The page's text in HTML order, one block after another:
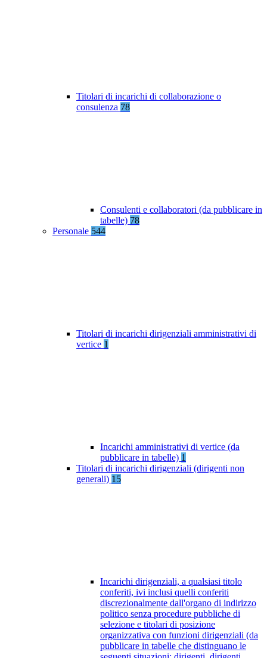
Titolari di incarichi di collaborazione o
consulenza 78
Consulenti e collaboratori (da pubblicare in
tabelle) 78
Personale 544
Titolari di incarichi dirigenziali amministrativi di
vertice 1
Incarichi amministrativi di vertice (da
pubblicare in tabelle) 1
Titolari di incarichi dirigenziali (dirigenti non
generali) 15
Incarichi dirigenziali, a qualsiasi titolo
conferiti, ivi inclusi quelli conferiti
discrezionalmente dall'organo di indirizzo
politico senza procedure pubbliche di
selezione e titolari di posizione
organizzativa con funzioni dirigenziali (da
pubblicare in tabelle che distinguano le